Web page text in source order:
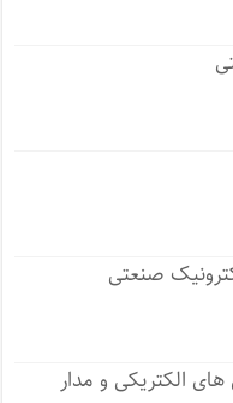
صنعتی
الکتریکی و مدار